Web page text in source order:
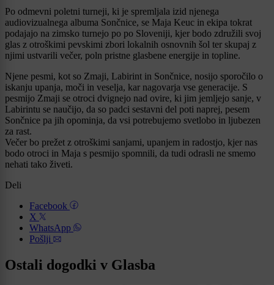
Po odmevni poletni turneji, ki je spremljala izid njenega
audiovizualnega albuma Sončnice, se Maja Keuc in ekipa tokrat
podajajo na zimsko turnejo po po Sloveniji, kjer bodo združili svoj
glas z otroškimi pevskimi zbori lokalnih osnovnih šol ter skupaj z
njimi ustvarili večer, poln pristne glasbene energije in topline.
Njene pesmi, kot so Zmaji, Labirint in Sončnice, nosijo sporočilo o
iskanju upanja, moči in veselja, kar nagovarja vse generacije. S
pesmijo Zmaji se otroci dvignejo nad ovire, ki jim jemljejo sanje, v
Labirintu se naučijo, da so padci sestavni del poti naprej, pesem
Sončnice pa jih opominja, da vsi potrebujemo svetlobo in ljubezen
za rast.
Večer bo prežet z otroškimi sanjami, upanjem in radostjo, kjer nas
bodo otroci in Maja s pesmijo spomnili, da tudi odrasli ne smemo
nehati tako živeti.
Deli
Facebook
X
WhatsApp
Pošlji
Ostali dogodki v Glasba